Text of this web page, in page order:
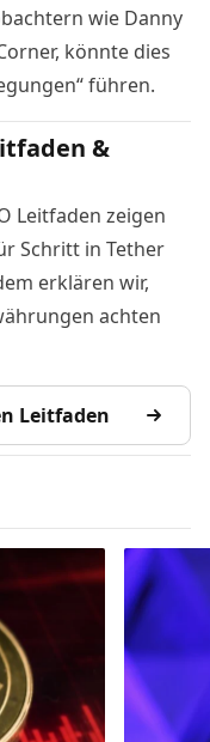
wie Danny
könnte dies
führen.
&
Leitfaden zeigen
Schritt in Tether
erklären wir,
achten
Leitfaden